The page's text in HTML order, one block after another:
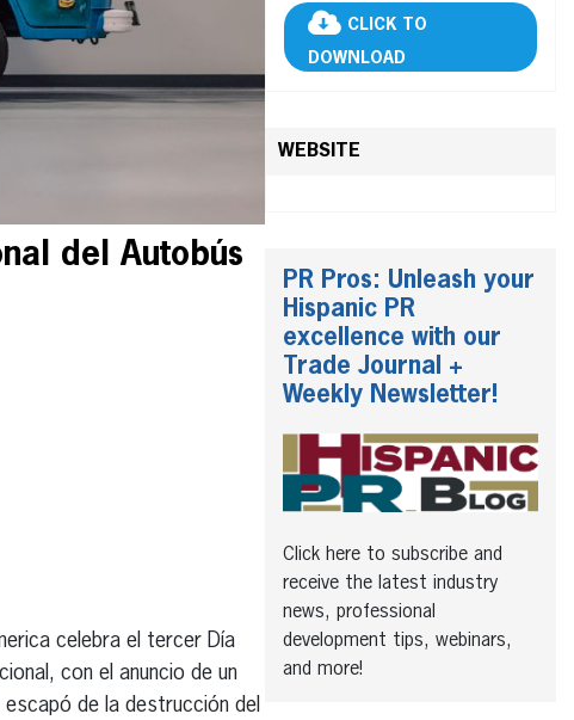
del Autobús
celebra el tercer Día
con el anuncio de un
de la destrucción del
CLICK TO
DOWNLOAD
WEBSITE
PR Pros: Unleash your
Hispanic PR
excellence with our
Trade Journal +
Weekly Newsletter!
Click here to subscribe and
receive the latest industry
news, professional
development tips, webinars,
and more!